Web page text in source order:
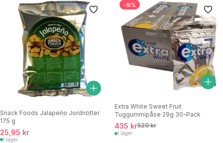
Snack Foods Jalapeño Jordnötter
175 g
25,95 kr
I lager
-16%
Extra White Sweet Fruit
Tuggummipåse 29g 30-Pack
435 kr520 kr
I lager